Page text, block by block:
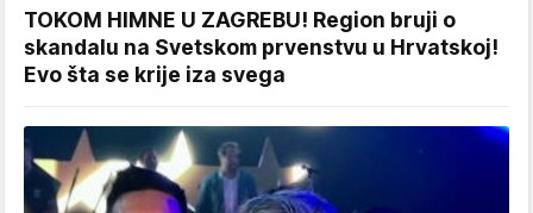
TOKOM HIMNE U ZAGREBU! Region bruji o
skandalu na Svetskom prvenstvu u Hrvatskoj!
Evo šta se krije iza svega